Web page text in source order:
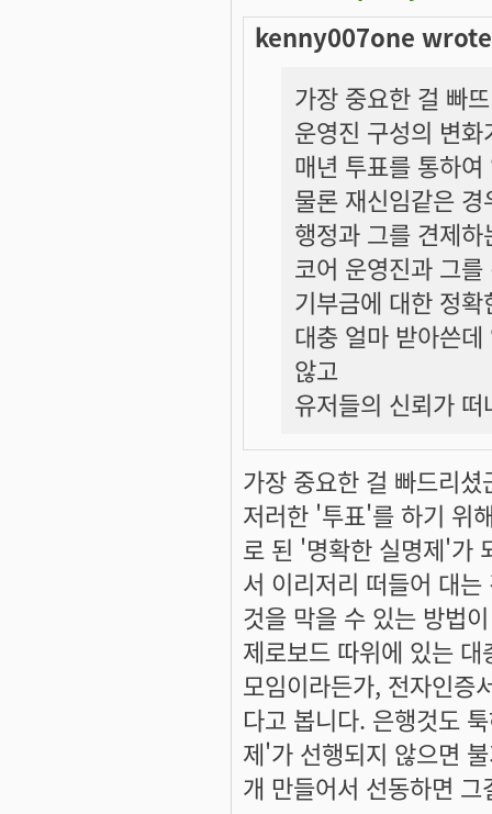
kenny007one
가장 중요한 걸 빠
운영진 구성의 변
매년 투표를 통하
물론 재신임같은
행정과 그를 견제
코어 운영진과 그
기부금에 대한 정
대충 얼마 받아쓴
않고
유저들의 신뢰가
가장 중요한 걸 빠드리셨
저러한 '투표'를 하기 위
로 된 '명확한 실명제'가
서 이리저리 떠들어 대
것을 막을 수 있는 방법
제로보드 따위에 있는
모임이라든가, 전자인증
다고 봅니다. 은행것도
제'가 선행되지 않으면
개 만들어서 선동하면